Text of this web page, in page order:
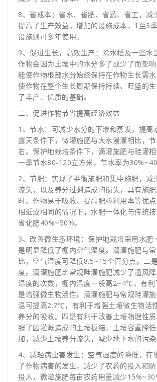
8、省成本：省水、省肥、省药、省工，减
提高了生产效益。增加的设施成本，1至3季
设施则可多年使用。
9、促进生长，高效生产：除水稻及一些水
作物会因为土壤中的水分多了或少了而影
能使作物根部水分始终保持在作物生长需水
使作物在整个生长周期保持持续、旺盛的
了丰产、优质的基础。
二、促进作物节省提高经济效益
1、节水：可减少水分的下渗和蒸发，提高
露天条件下，微灌施肥与大水漫灌相比，
右。保护地栽培条件下，滴灌施肥与畦灌
一季节水80-120立方米，节水率为
2、节肥：实现了平衡施肥和集中施肥，减
流失，以及养分过剩造成的损失，具有施
时、作物易于吸收、提高肥料利用率等优
相近或相同的情况下，水肥一体化与传统
省化肥40%~50%。
3、改善微生态环境：保护地栽培采用水肥
是明显降低了棚内空气湿度。滴灌施肥与
比，空气湿度可降低8.5~15个百分点。二
度。滴灌施肥比常规畦灌施肥减少了通风
温度的次数，棚内温度一般高2~4℃，有利
是增强微生物活性。滴灌施肥与常规畦灌
温可提高2.7℃，有利于增强土壤微生物活
养分的吸收。四是有利于改善土壤物理性
服了因灌溉造成的土壤板结，土壤容重降
加，减少土壤养分流失，减少地下水的污染
4、减轻病虫害发生：空气湿度的降低，在
了作物病害的发生，减少了农药的投入和
投入，微灌施肥每亩农药用量减少